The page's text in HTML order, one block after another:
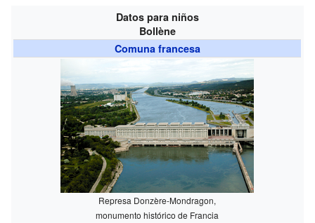
Datos para niños
Bollène
Comuna francesa
Represa Donzère-Mondragon,
monumento histórico de Francia